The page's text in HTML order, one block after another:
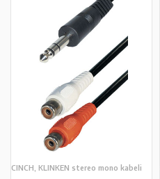
CINCH, KLINKEN stereo mono kabeli